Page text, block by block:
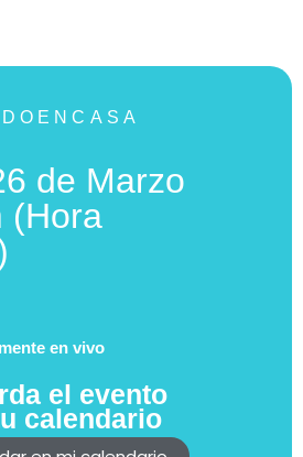
de Marzo
(Hora
en vivo
el evento
calendario